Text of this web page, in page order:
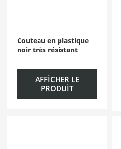
Couteau en plastique
noir très résistant
AFFICHER LE
PRODUIT